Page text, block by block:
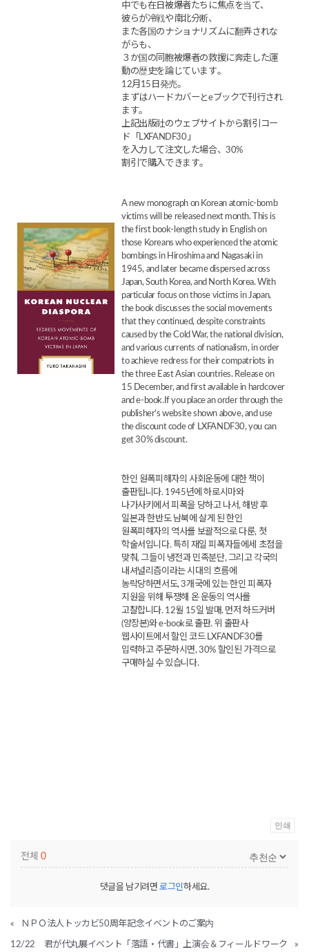
中でも在日被爆者たちに焦点を当て、
彼らが冷戦や南北分断、
また各国のナショナリズムに翻弄されな
がらも、
３か国の同胞被爆者の救援に奔走した運
動の歴史を論じています。
12月15日発売。
まずはハードカバーとeブックで刊行され
ます。
上記出版社のウェブサイトから割引コー
ド「LXFANDF30」
を入力して注文した場合、30%
割引で購入できます。
A new monograph on Korean atomic-bomb
victims will be released next month. This is
the first book-length study in English on
those Koreans who experienced the atomic
bombings in Hiroshima and Nagasaki in
1945, and later became dispersed across
Japan, South Korea, and North Korea. With
particular focus on those victims in Japan,
the book discusses the social movements
that they continued, despite constraints
caused by the Cold War, the national division,
and various currents of nationalism, in order
to achieve redress for their compatriots in
the three East Asian countries. Release on
15 December, and first available in hardcover
and e-book.If you place an order through the
publisher’s website shown above, and use
the discount code of LXFANDF30, you can
get 30% discount.
한인 원폭피해자의 사회운동에 대한 책이
출판됩니다. 1945년에 하로시마와
나가사키에서 피폭을 당하고 나서, 해방 후
일본과 한반도 남북에 살게 된 한인
원폭피해자의 역사를 보괄적으로 다룬, 첫
학술서입니다. 특히 재일 피폭자들에세 초점을
맞춰, 그들이 냉전과 민족분단, 그리고 각국의
내셔널리즘이라는 시대의 흐름에
농락당하면서도, 3개국에 있는 한인 피폭자
지원을 위해 투쟁해 온 운동의 역사를
고찰합니다. 12월 15일 발매. 먼저 하드커버
(양장본)와 e-book로 출판. 위 출판사
웹사이트에서 할인 코드 LXFANDF30를
입력하고 주문하시면, 30% 할인된 가격으로
구매하실 수 있습니다.
인쇄
전체 0
댓글을 남기려면로그인하세요.
« ＮＰＯ法人トッカビ50周年記念イベントのご案内
12/22 君が代丸展イベント「落語・代書」上演会＆フィールドワーク »